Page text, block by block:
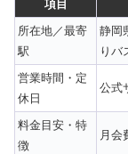
項目
所在地／最寄
駅
静岡
りバ
営業時間・定
休日
公式
料金目安・特
徴
月会